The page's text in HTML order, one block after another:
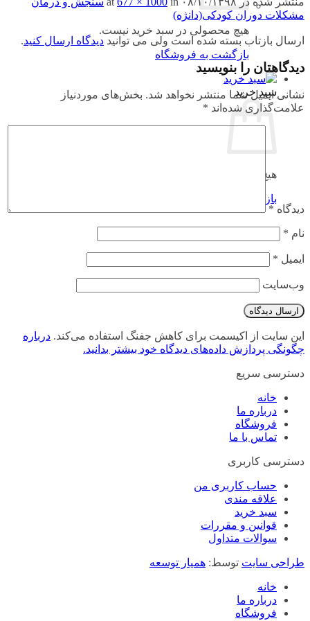
هیچ محصولی در سبد خرید نیست.
بازگشت به فروشگاه
سبد خرید
هیچ محصولی در سبد خرید نیست.
بازگشت به فروشگاه
مشکلات دوران کودکی(دانژه)
ارسال بازتاب بسته شده است ولی می توانید دیدگاه ارسال کنید.
دیدگاهتان را بنویسید
نشانی ایمیل شما منتشر نخواهد شد. بخش‌های موردنیاز
علامت‌گذاری شده‌اند *
دیدگاه *
نام *
ایمیل *
وب‌سایت
این سایت از اکیسمت برای کاهش جفنگ استفاده می‌کند. درباره
چگونگی پردازش داده‌های دیدگاه خود بیشتر بدانید.
دسترسی سریع
خانه
درباره ما
فروشگاه
تماس با ما
دسترسی کاربری
حساب کاربری من
علاقه مندی
سبد خرید
قوانین و مقررات
سوالات متداول
طراحی سایت توسط: همیار توسعه
خانه
درباره ما
فروشگاه